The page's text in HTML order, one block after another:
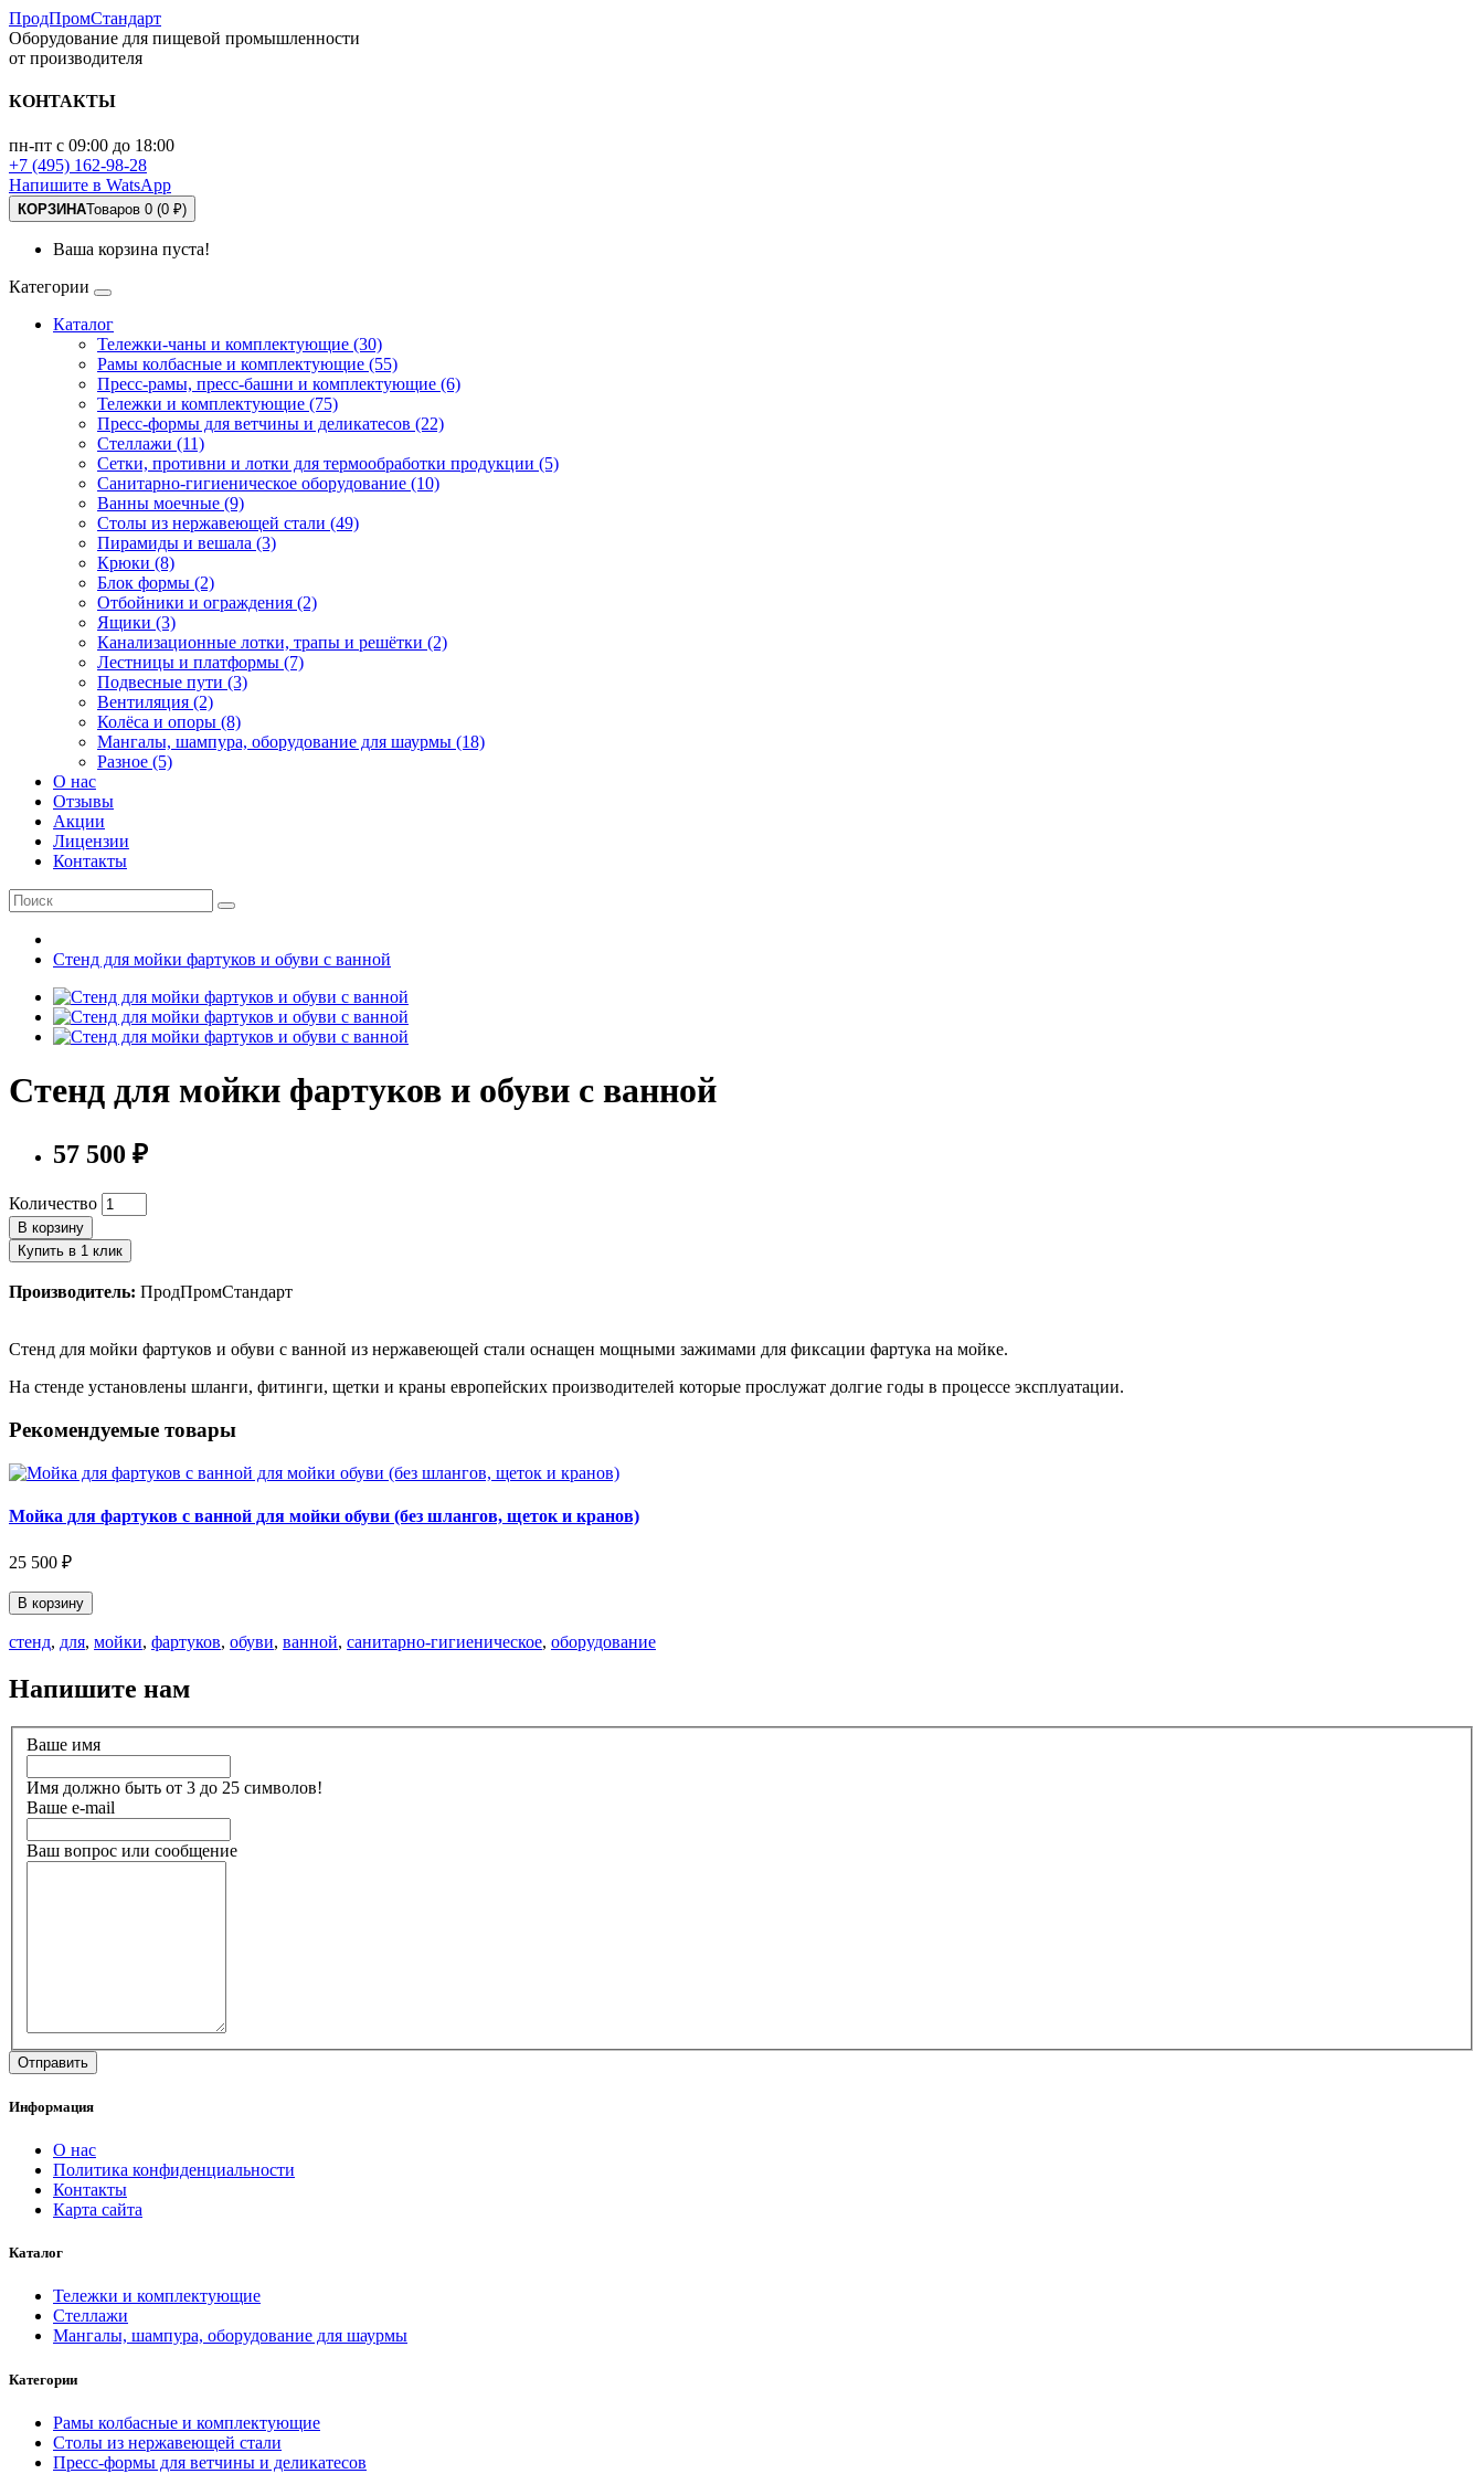
ПродПромСтандарт
Оборудование для пищевой промышленности
от производителя
КОНТАКТЫ
пн-пт с 09:00 до 18:00
+7 (495) 162-98-28
Напишите в WatsApp
КОРЗИНАТоваров 0 (0 ₽)
Ваша корзина пуста!
Категории
Каталог
Тележки-чаны и комплектующие (30)
Рамы колбасные и комплектующие (55)
Пресс-рамы, пресс-башни и комплектующие (6)
Тележки и комплектующие (75)
Пресс-формы для ветчины и деликатесов (22)
Стеллажи (11)
Сетки, противни и лотки для термообработки продукции (5)
Санитарно-гигиеническое оборудование (10)
Ванны моечные (9)
Столы из нержавеющей стали (49)
Пирамиды и вешала (3)
Крюки (8)
Блок формы (2)
Отбойники и ограждения (2)
Ящики (3)
Канализационные лотки, трапы и решётки (2)
Лестницы и платформы (7)
Подвесные пути (3)
Вентиляция (2)
Колёса и опоры (8)
Мангалы, шампура, оборудование для шаурмы (18)
Разное (5)
О нас
Отзывы
Акции
Лицензии
Контакты
Стенд для мойки фартуков и обуви с ванной
Стенд для мойки фартуков и обуви с ванной
57 500 ₽
Количество
В корзину
Купить в 1 клик
Производитель: ПродПромСтандарт
Стенд для мойки фартуков и обуви с ванной из нержавеющей стали оснащен мощными зажимами для фиксации фартука на мойке.
На стенде установлены шланги, фитинги, щетки и краны европейских производителей которые прослужат долгие годы в процессе эксплуатации.
Рекомендуемые товары
Мойка для фартуков с ванной для мойки обуви (без шлангов, щеток и кранов)
25 500 ₽
В корзину
стенд, для, мойки, фартуков, обуви, ванной, санитарно-гигиеническое, оборудование
Напишите нам
Ваше имя
Имя должно быть от 3 до 25 символов!
Ваше e-mail
Ваш вопрос или сообщение
Информация
О нас
Политика конфиденциальности
Контакты
Карта сайта
Каталог
Тележки и комплектующие
Стеллажи
Мангалы, шампура, оборудование для шаурмы
Категории
Рамы колбасные и комплектующие
Столы из нержавеющей стали
Пресс-формы для ветчины и деликатесов